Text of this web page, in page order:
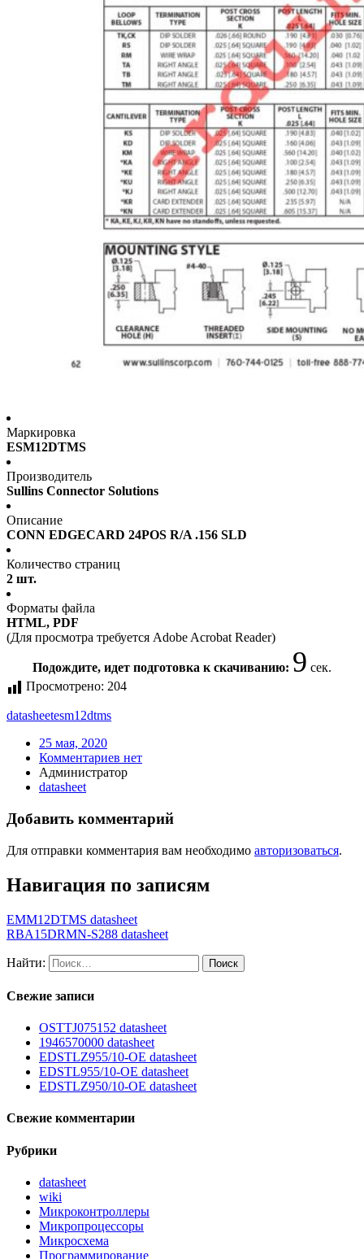
Маркировка
ESM12DTMS
Производитель
Sullins Connector Solutions
Описание
CONN EDGECARD 24POS R/A .156 SLD
Количество страниц
2 шт.
Форматы файла
HTML, PDF
(Для просмотра требуется Adobe Acrobat Reader)
Подождите, идет подготовка к скачиванию: 9 сек.
Просмотрено: 204
datasheetesm12dtms
25 мая, 2020
Комментариев нет
Администратор
datasheet
Добавить комментарий
Для отправки комментария вам необходимо авторизоваться.
Навигация по записям
EMM12DTMS datasheet
RBA15DRMN-S288 datasheet
Найти:
Свежие записи
OSTTJ075152 datasheet
1946570000 datasheet
EDSTLZ955/10-OE datasheet
EDSTL955/10-OE datasheet
EDSTLZ950/10-OE datasheet
Свежие комментарии
Рубрики
datasheet
wiki
Микроконтроллеры
Микропроцессоры
Микросхема
Программирование